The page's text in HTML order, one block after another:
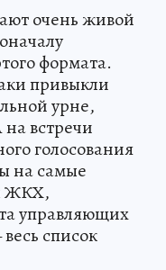
очень живой
формата.
привыкли
урне,
на встречи
голосования
на самые
ЖКХ,
управляющих
список